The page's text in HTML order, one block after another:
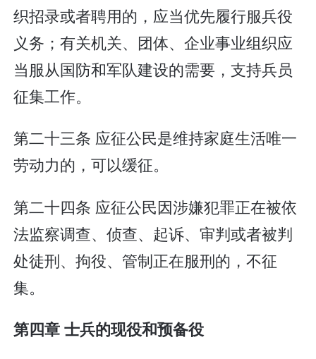
织招录或者聘用的，应当优先履行服兵役
义务；有关机关、团体、企业事业组织应
当服从国防和军队建设的需要，支持兵员
征集工作。
第二十三条 应征公民是维持家庭生活唯一
劳动力的，可以缓征。
第二十四条 应征公民因涉嫌犯罪正在被依
法监察调查、侦查、起诉、审判或者被判
处徒刑、拘役、管制正在服刑的，不征
集。
第四章 士兵的现役和预备役